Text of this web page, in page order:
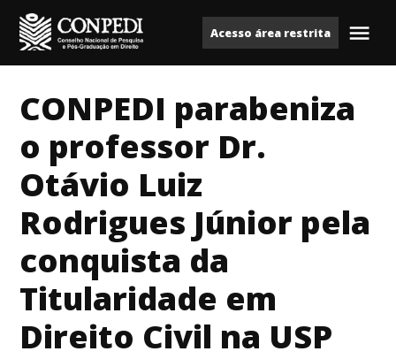
para
o
ConpediAcesso área restrita
CONPEDI parabeniza
o professor Dr.
Otávio Luiz
Rodrigues Júnior pela
conquista da
Titularidade em
Direito Civil na USP